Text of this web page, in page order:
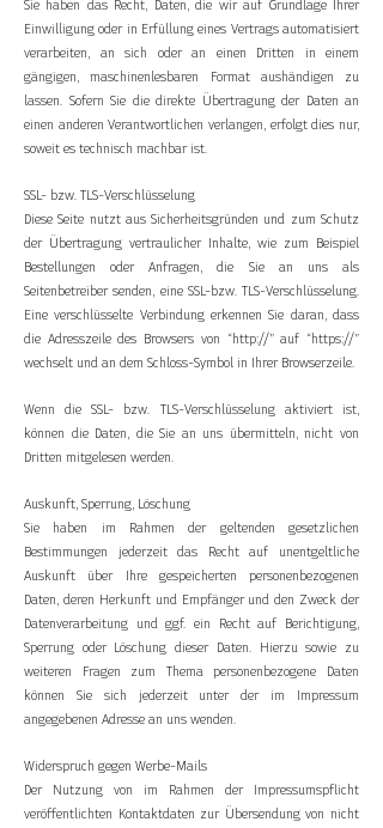
Sie haben das Recht, Daten, die wir auf Grundlage Ihrer
Einwilligung oder in Erfüllung eines Vertrags automatisiert
verarbeiten, an sich oder an einen Dritten in einem
gängigen, maschinenlesbaren Format aushändigen zu
lassen. Sofern Sie die direkte Übertragung der Daten an
einen anderen Verantwortlichen verlangen, erfolgt dies nur,
soweit es technisch machbar ist.
SSL- bzw. TLS-Verschlüsselung
Diese Seite nutzt aus Sicherheitsgründen und zum Schutz
der Übertragung vertraulicher Inhalte, wie zum Beispiel
Bestellungen oder Anfragen, die Sie an uns als
Seitenbetreiber senden, eine SSL-bzw. TLS-Verschlüsselung.
Eine verschlüsselte Verbindung erkennen Sie daran, dass
die Adresszeile des Browsers von “http://” auf “https://”
wechselt und an dem Schloss-Symbol in Ihrer Browserzeile.
Wenn die SSL- bzw. TLS-Verschlüsselung aktiviert ist,
können die Daten, die Sie an uns übermitteln, nicht von
Dritten mitgelesen werden.
Auskunft, Sperrung, Löschung
Sie haben im Rahmen der geltenden gesetzlichen
Bestimmungen jederzeit das Recht auf unentgeltliche
Auskunft über Ihre gespeicherten personenbezogenen
Daten, deren Herkunft und Empfänger und den Zweck der
Datenverarbeitung und ggf. ein Recht auf Berichtigung,
Sperrung oder Löschung dieser Daten. Hierzu sowie zu
weiteren Fragen zum Thema personenbezogene Daten
können Sie sich jederzeit unter der im Impressum
angegebenen Adresse an uns wenden.
Widerspruch gegen Werbe-Mails
Der Nutzung von im Rahmen der Impressumspflicht
veröffentlichten Kontaktdaten zur Übersendung von nicht